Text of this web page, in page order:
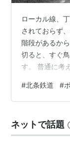
ローカル線、
されておらず
階段があるか
切ると、すぐ
す。 普通に考
車は殆ど通ら
道なのかな？
る。（2回目）
です。 さよら
#北条鉄道 #
ネットで話題